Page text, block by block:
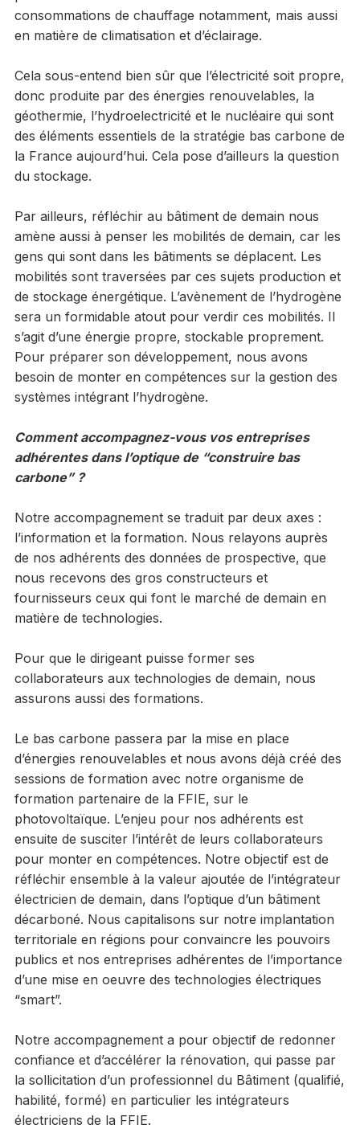
consommations de chauffage notamment, mais aussi
en matière de climatisation et d’éclairage.
Cela sous-entend bien sûr que l’électricité soit propre,
donc produite par des énergies renouvelables, la
géothermie, l’hydroelectricité et le nucléaire qui sont
des éléments essentiels de la stratégie bas carbone de
la France aujourd’hui. Cela pose d’ailleurs la question
du stockage.
Par ailleurs, réfléchir au bâtiment de demain nous
amène aussi à penser les mobilités de demain, car les
gens qui sont dans les bâtiments se déplacent. Les
mobilités sont traversées par ces sujets production et
de stockage énergétique. L’avènement de l’hydrogène
sera un formidable atout pour verdir ces mobilités. Il
s’agit d’une énergie propre, stockable proprement.
Pour préparer son développement, nous avons
besoin de monter en compétences sur la gestion des
systèmes intégrant l’hydrogène.
Comment accompagnez-vous vos entreprises
adhérentes dans l’optique de “construire bas
carbone” ?
Notre accompagnement se traduit par deux axes :
l’information et la formation. Nous relayons auprès
de nos adhérents des données de prospective, que
nous recevons des gros constructeurs et
fournisseurs ceux qui font le marché de demain en
matière de technologies.
Pour que le dirigeant puisse former ses
collaborateurs aux technologies de demain, nous
assurons aussi des formations.
Le bas carbone passera par la mise en place
d’énergies renouvelables et nous avons déjà créé des
sessions de formation avec notre organisme de
formation partenaire de la FFIE, sur le
photovoltaïque. L’enjeu pour nos adhérents est
ensuite de susciter l’intérêt de leurs collaborateurs
pour monter en compétences. Notre objectif est de
réfléchir ensemble à la valeur ajoutée de l’intégrateur
électricien de demain, dans l’optique d’un bâtiment
décarboné. Nous capitalisons sur notre implantation
territoriale en régions pour convaincre les pouvoirs
publics et nos entreprises adhérentes de l’importance
d’une mise en oeuvre des technologies électriques
“smart”.
Notre accompagnement a pour objectif de redonner
confiance et d’accélérer la rénovation, qui passe par
la sollicitation d’un professionnel du Bâtiment (qualifié,
habilité, formé) en particulier les intégrateurs
électriciens de la FFIE.